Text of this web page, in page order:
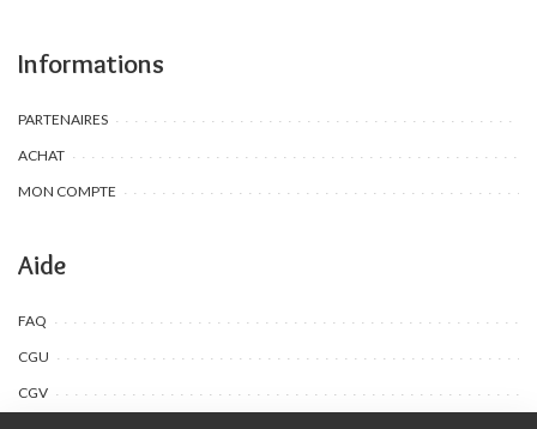
Informations
PARTENAIRES
ACHAT
MON COMPTE
Aide
FAQ
CGU
CGV